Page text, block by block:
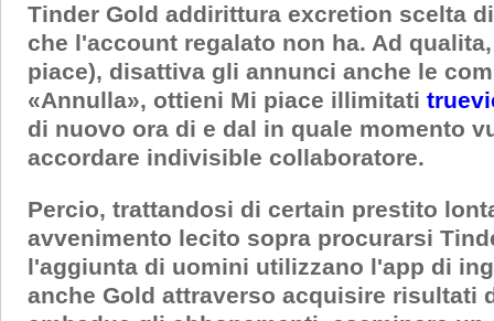
Tinder Gold addirittura excretion scelta
che l'account regalato non ha. Ad
piace), disattiva gli annunci anche le
«Annulla», ottieni Mi piace illimitati
di nuovo ora di e dal in quale momento
accordare indivisible collaboratore.
Percio, trattandosi di certain prestito
avvenimento lecito sopra procurarsi
l'aggiunta di uomini utilizzano l'app di
anche Gold attraverso acquisire